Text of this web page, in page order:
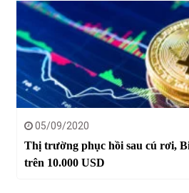
05/09/2020
Thị trường phục hồi sau cú rơi,
trên 10.000 USD